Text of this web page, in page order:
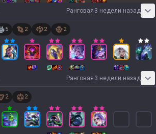
Ранговая 3 недели назад
5 2 2 2
Ранговая 3 недели назад
2 2